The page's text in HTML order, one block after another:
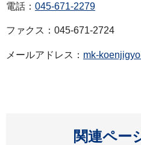
電話： 045-671-2279
ファクス：045-671-2724
メールアドレス： mk-
関連ペー